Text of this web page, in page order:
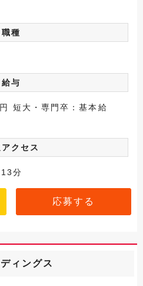
職種
給与
短大・専門卒：基本給
クセス
分
応募する
ィングス